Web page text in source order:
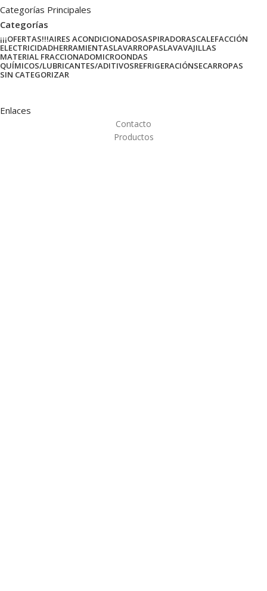
Categorías Principales
Categorías
¡¡¡OFERTAS!!!AIRES ACONDICIONADOSASPIRADORASCALEFACCIÓN
ELECTRICIDADHERRAMIENTASLAVARROPASLAVAVAJILLAS
MATERIAL FRACCIONADOMICROONDAS
QUÍMICOS/LUBRICANTES/ADITIVOSREFRIGERACIÓNSECARROPAS
SIN CATEGORIZAR
Enlaces
Contacto
Productos